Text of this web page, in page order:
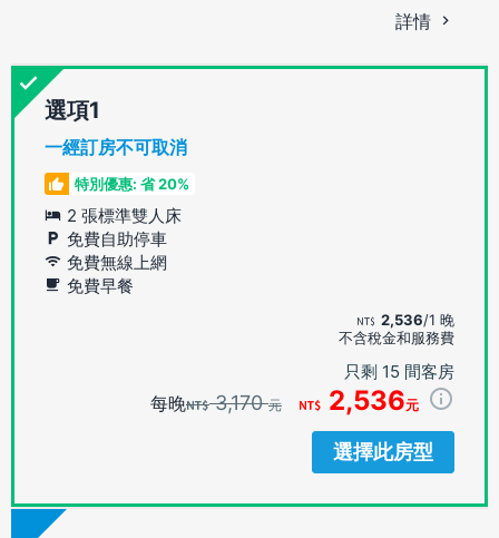
詳情
選項
一經訂房不可取消
特別優惠: 省 20%
2 張標準雙人床
免費自助停車
免費無線上網
免費早餐
2,536/1 晚
不含稅金和服務費
只剩 15 間客房
每晚 3,170元 2,536元
選擇此房型